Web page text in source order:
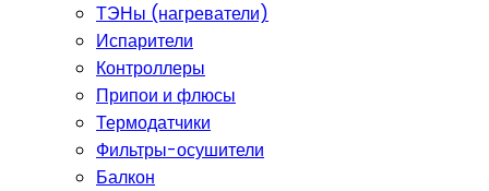
ТЭНы (нагреватели)
Испарители
Контроллеры
Припои и флюсы
Термодатчики
Фильтры-осушители
Балкон